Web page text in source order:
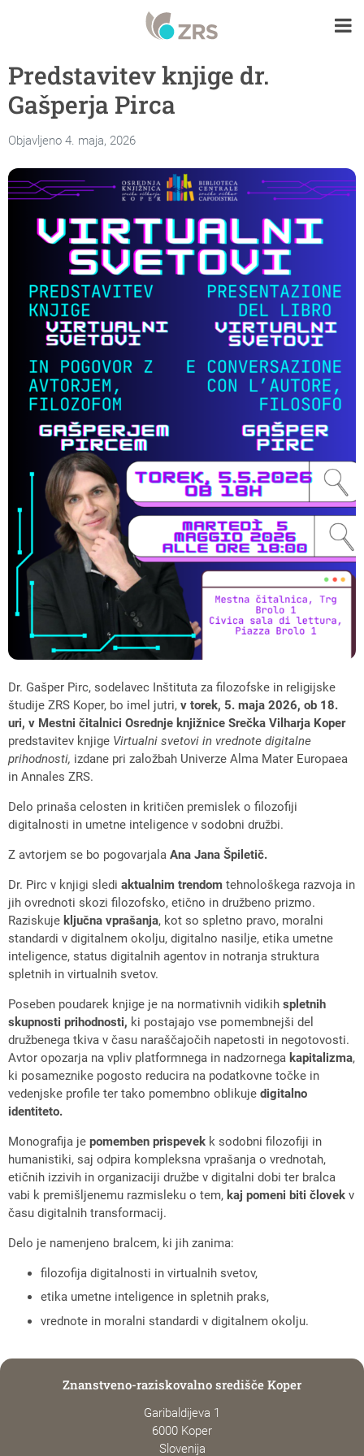
Predstavitev knjige dr.
Gašperja Pirca
Objavljeno 4. maja, 2026
Dr. Gašper Pirc, sodelavec Inštituta za filozofske in religijske
študije ZRS Koper, bo imel jutri, v torek, 5. maja 2026, ob 18.
uri, v Mestni čitalnici Osrednje knjižnice Srečka Vilharja Koper
predstavitev knjige Virtualni svetovi in vrednote digitalne
prihodnosti, izdane pri založbah Univerze Alma Mater Europaea
in Annales ZRS.
Delo prinaša celosten in kritičen premislek o filozofiji
digitalnosti in umetne inteligence v sodobni družbi.
Z avtorjem se bo pogovarjala Ana Jana Špiletič.
Dr. Pirc v knjigi sledi aktualnim trendom tehnološkega razvoja in
jih ovrednoti skozi filozofsko, etično in družbeno prizmo.
Raziskuje ključna vprašanja, kot so spletno pravo, moralni
standardi v digitalnem okolju, digitalno nasilje, etika umetne
inteligence, status digitalnih agentov in notranja struktura
spletnih in virtualnih svetov.
Poseben poudarek knjige je na normativnih vidikih spletnih
skupnosti prihodnosti, ki postajajo vse pomembnejši del
družbenega tkiva v času naraščajočih napetosti in negotovosti.
Avtor opozarja na vpliv platformnega in nadzornega kapitalizma,
ki posameznike pogosto reducira na podatkovne točke in
vedenjske profile ter tako pomembno oblikuje digitalno
identiteto.
Monografija je pomemben prispevek k sodobni filozofiji in
humanistiki, saj odpira kompleksna vprašanja o vrednotah,
etičnih izzivih in organizaciji družbe v digitalni dobi ter bralca
vabi k premišljenemu razmisleku o tem, kaj pomeni biti človek v
času digitalnih transformacij.
Delo je namenjeno bralcem, ki jih zanima:
filozofija digitalnosti in virtualnih svetov,
etika umetne inteligence in spletnih praks,
vrednote in moralni standardi v digitalnem okolju.
Znanstveno-raziskovalno središče Koper
Garibaldijeva 1
6000 Koper
Slovenija